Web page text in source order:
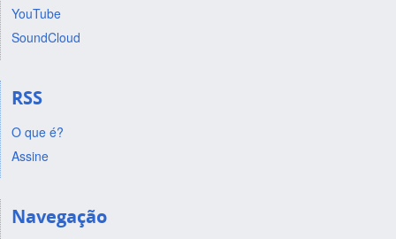
YouTube
SoundCloud
RSS
O que é?
Assine
Navegação